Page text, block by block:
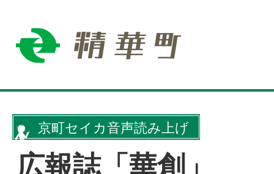
京町セイカ音声読み上げ
広報誌「華創」